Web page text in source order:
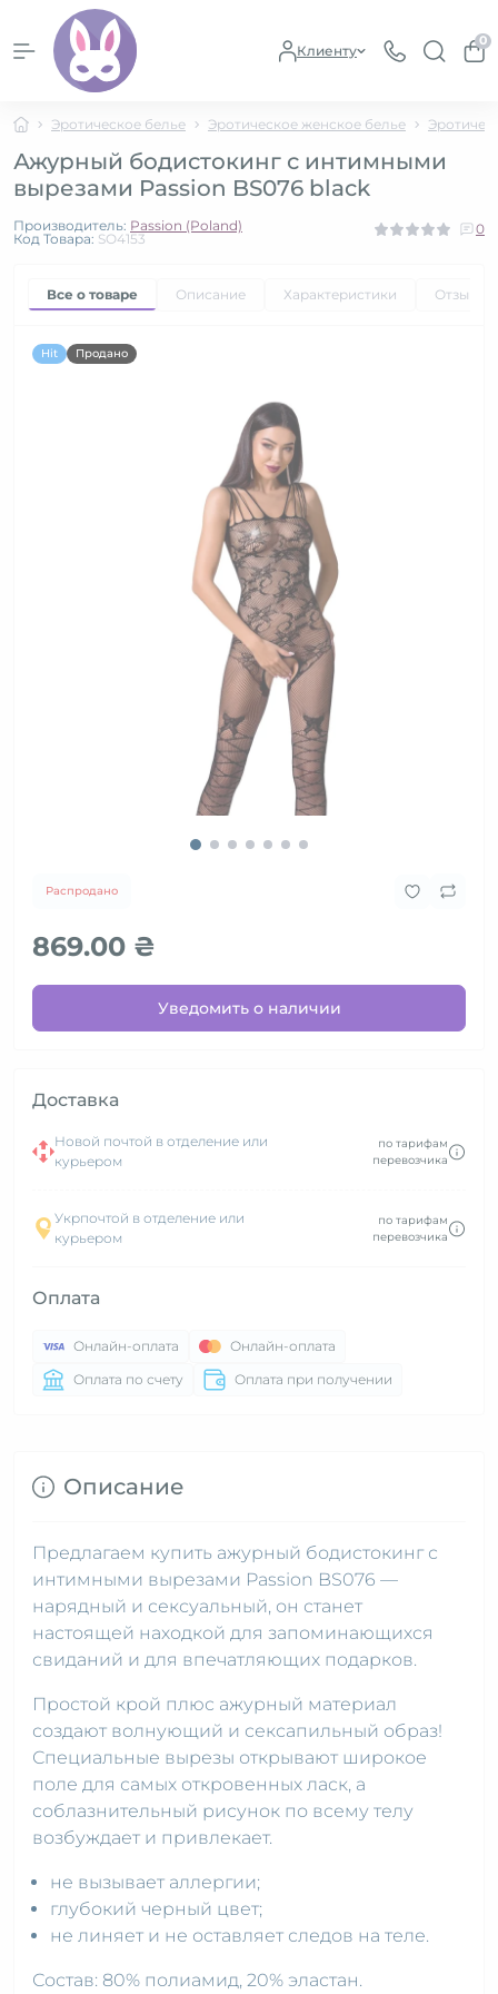
Клиенту
0
Эротическое белье Эротическое женское белье
Ажурный бодистокинг с интимными
вырезами Passion BS076 black
Производитель: Passion (Poland)
Код Товара: SO4153
0
Все о товаре Описание Характеристики Отзывы
Hit Продано
Распродано
869.00 ₴
Уведомить о наличии
Доставка
Новой почтой в отделение или
курьером
по тарифам
перевозчика
Укрпочтой в отделение или
курьером
по тарифам
перевозчика
Оплата
Онлайн-оплата
Онлайн-оплата
Оплата по счету
Оплата при получении
Описание
Предлагаем купить ажурный бодистокинг с
интимными вырезами Passion BS076 —
нарядный и сексуальный, он станет
настоящей находкой для запоминающихся
свиданий и для впечатляющих подарков.
Простой крой плюс ажурный материал
создают волнующий и сексапильный образ!
Специальные вырезы открывают широкое
поле для самых откровенных ласк, а
соблазнительный рисунок по всему телу
возбуждает и привлекает.
не вызывает аллергии;
глубокий черный цвет;
не линяет и не оставляет следов на теле.
Состав: 80% полиамид, 20% эластан.